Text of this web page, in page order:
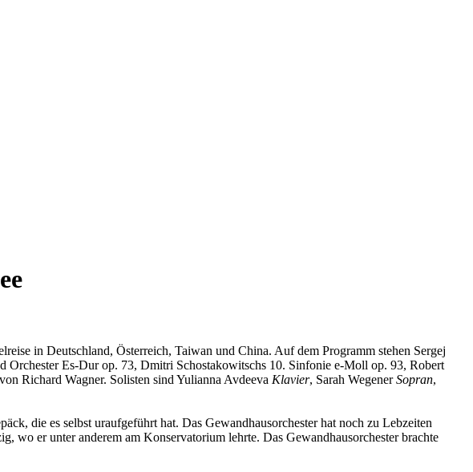
in Deutschland, Österreich, Taiwan und China. Auf dem Programm stehen Sergej
Es-Dur op. 73, Dmitri Schostakowitschs 10. Sinfonie e-Moll op. 93, Robert
Richard Wagner. Solisten sind Yulianna Avdeeva Klavier, Sarah WegenerSopran,
die es selbst uraufgeführt hat. Das Gewandhausorchester hat noch zu Lebzeiten
wo er unter anderem am Konservatorium lehrte. Das Gewandhausorchester brachte